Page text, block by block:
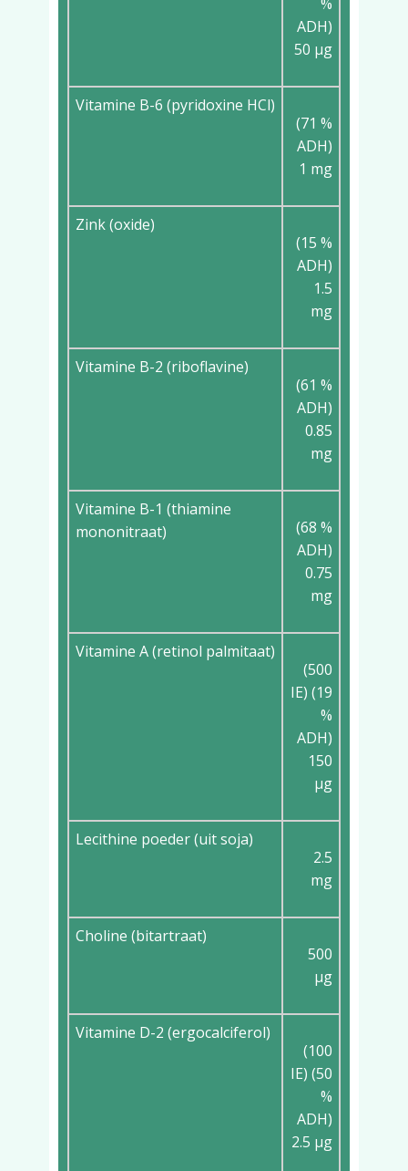
ADH)
50 µg
Vitamine B-6 (pyridoxine HCl)
(71 %
ADH)
1 mg
Zink (oxide)
(15 %
ADH)
1.5
mg
Vitamine B-2 (riboflavine)
(61 %
ADH)
0.85
mg
Vitamine B-1 (thiamine
mononitraat)
(68 %
ADH)
0.75
mg
Vitamine A (retinol palmitaat)
(500
IE) (19
%
ADH)
150
µg
Lecithine poeder (uit soja)
2.5
mg
Choline (bitartraat)
500
µg
Vitamine D-2 (ergocalciferol)
(100
IE) (50
%
ADH)
2.5 µg